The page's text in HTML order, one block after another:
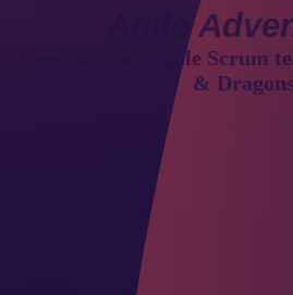
Agile
Level up your Agile Scrum
& Dragons